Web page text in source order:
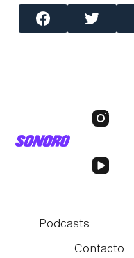
Podcasts
Contacto